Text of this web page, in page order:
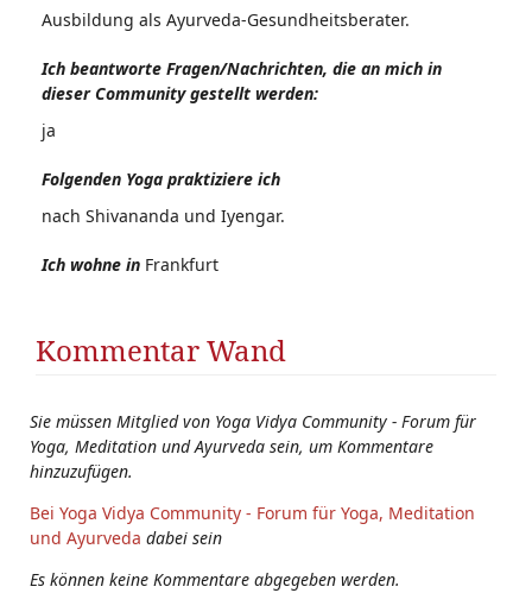
Ausbildung als Ayurveda-Gesundheitsberater.
Ich beantworte Fragen/Nachrichten, die an mich in
dieser Community gestellt werden:
ja
Folgenden Yoga praktiziere ich
nach Shivananda und Iyengar.
Ich wohne in Frankfurt
Kommentar Wand
Sie müssen Mitglied von Yoga Vidya Community - Forum für
Yoga, Meditation und Ayurveda sein, um Kommentare
hinzuzufügen.
Bei Yoga Vidya Community - Forum für Yoga, Meditation
und Ayurveda dabei sein
Es können keine Kommentare abgegeben werden.